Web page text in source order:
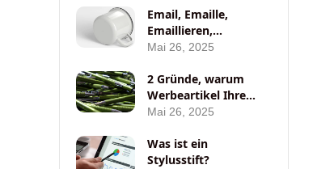
Email, Emaille,
Emaillieren,
Emaillierung – Was ist
Mai 26, 2025
2 Gründe, warum
Werbeartikel Ihre
besten
auf Messen sein
sollten
Mai 26, 2025
Was ist ein
Stylusstift?